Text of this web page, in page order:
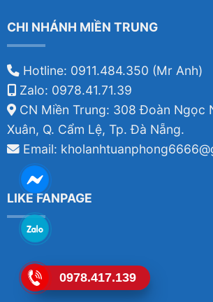
CHI NHÁNH MIỀN TRUNG
Hotline: 0911.484.350 (Mr Anh)
Zalo: 0978.41.71.39
CN Miền Trung: 308 Đoàn Ngọc
Xuân, Q. Cẩm Lệ, Tp. Đà Nẵng.
Email:
LIKE FANPAGE
0978.417.139